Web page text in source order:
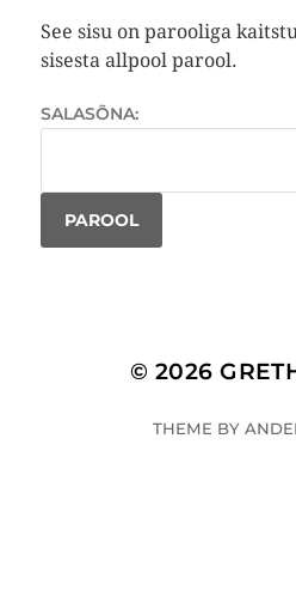
See sisu on parooliga
sisesta allpool parool.
SALASÕNA:
© 2026
THEME BY